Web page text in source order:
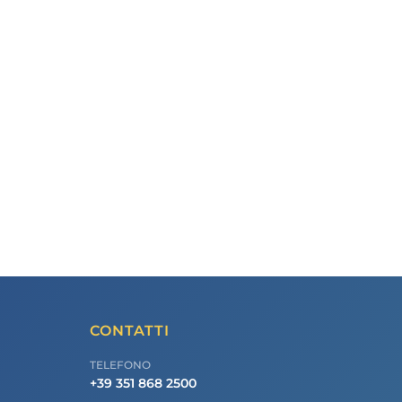
CONTATTI
TELEFONO
+39 351 868 2500